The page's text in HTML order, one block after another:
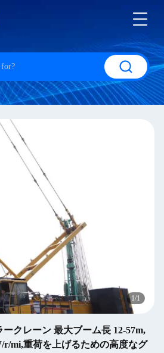
1/1
クレーン 最大ブーム長 12-57m,
r/mi,重荷を上げるための高度なグ